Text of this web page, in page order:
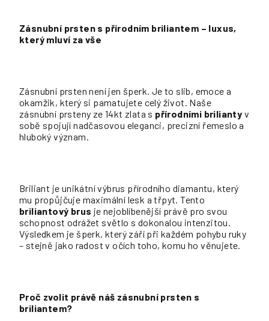
Zásnubní prsten s přírodním briliantem – luxus,
který mluví za vše
Zásnubní prsten není jen šperk. Je to slib, emoce a
okamžik, který si pamatujete celý život. Naše
zásnubní prsteny ze 14kt zlata s přírodními brilianty v
sobě spojují nadčasovou eleganci, precizní řemeslo a
hluboký význam.
Briliant je unikátní výbrus přírodního diamantu, který
mu propůjčuje maximální lesk a třpyt. Tento
briliantový brus je nejoblíbenější právě pro svou
schopnost odrážet světlo s dokonalou intenzitou.
Výsledkem je šperk, který září při každém pohybu ruky
– stejně jako radost v očích toho, komu ho věnujete.
Proč zvolit právě náš zásnubní prsten s
briliantem?